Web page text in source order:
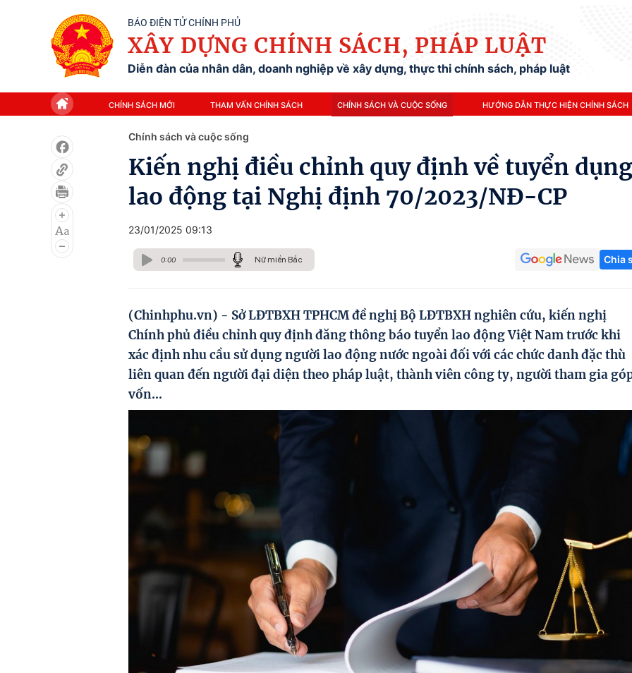
BÁO ĐIỆN TỬ CHÍNH PHỦ
XÂY DỰNG CHÍNH SÁCH, PHÁP LUẬT
Diễn đàn của nhân dân, doanh nghiệp về xây dựng, thực thi chính sách, pháp luật
CHÍNH SÁCH MỚI THAM VẤN CHÍNH SÁCH CHÍNH SÁCH VÀ CUỘC SỐNG HƯỚNG DẪN THỰC HIỆN CHÍNH SÁCH
Chính sách và cuộc sống
Kiến nghị điều chỉnh quy định về tuyển dụng
lao động tại Nghị định 70/2023/NĐ-CP
23/01/2025 09:13
0:00 Nữ miền Bắc Chia
(Chinhphu.vn) - Sở LĐTBXH TPHCM đề nghị Bộ LĐTBXH nghiên cứu, kiến nghị
Chính phủ điều chỉnh quy định đăng thông báo tuyển lao động Việt Nam trước khi
xác định nhu cầu sử dụng người lao động nước ngoài đối với các chức danh đặc thù
liên quan đến người đại diện theo pháp luật, thành viên công ty, người tham gia
vốn...